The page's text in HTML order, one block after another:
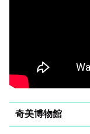
奇美博物館